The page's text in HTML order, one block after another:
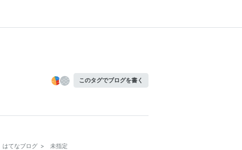
このタグでブログを書く
はてなブログ >
未指定